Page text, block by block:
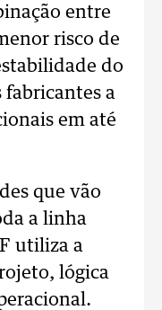
entre
risco de
do
fabricantes a
em até
que vão
a linha
utiliza a
lógica